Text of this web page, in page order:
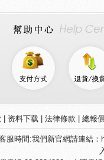
资料下载| 法律條款 總報
服時間:我們新官網請連結